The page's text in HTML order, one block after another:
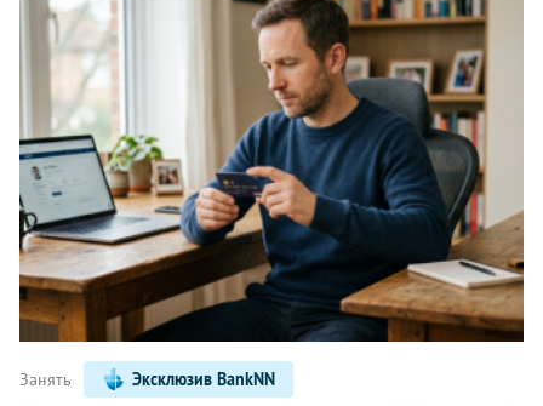
Занять Эксклюзив BankNN